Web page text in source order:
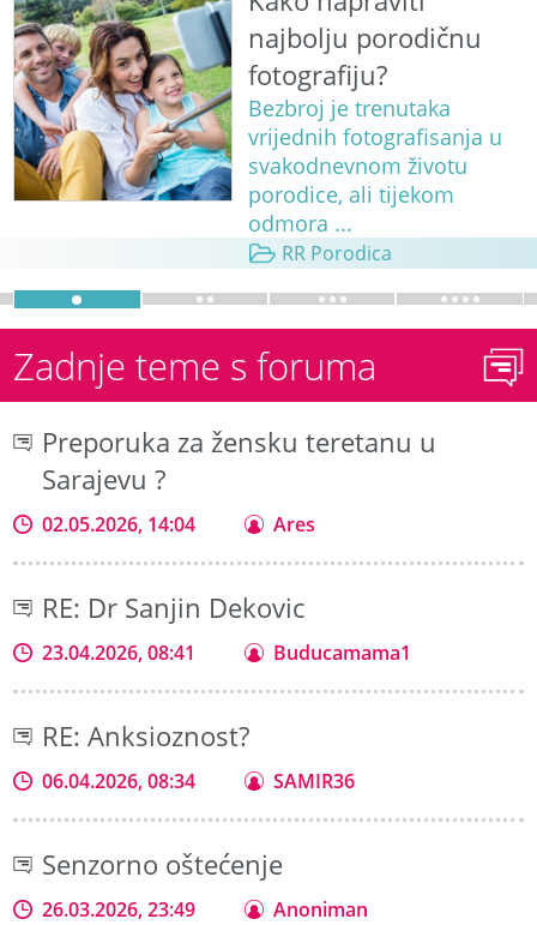
najbolju porodičnu
fotografiju?
Bezbroj je trenutaka
vrijednih fotografisanja u
svakodnevnom životu
porodice, ali tijekom
odmora ...
RR Porodica
Zadnje teme s foruma
Preporuka za žensku teretanu u
Sarajevu ?
02.05.2026, 14:04 Ares
RE: Dr Sanjin Dekovic
23.04.2026, 08:41 Buducamama1
RE: Anksioznost?
06.04.2026, 08:34 SAMIR36
Senzorno oštećenje
26.03.2026, 23:49 Anoniman